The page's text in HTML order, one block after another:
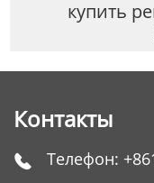
купить
Контакты
 Телефон: